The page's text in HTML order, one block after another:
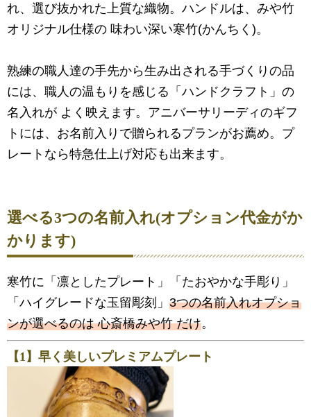
れ、選び抜かれた上質な織物。ハンドルは、みや竹
オリジナル仕様の 味わい深い寒竹(かんちく)。
熟練の職人達の手先から生み出される手づくりの品
には、職人の温もりを感じる「ハンドクラフト」の
名入れが よく映えます。アニバーサリーディのギフ
トには、お名前入りで贈られるプランがお薦め。プ
レートなら特急仕上げ対応も出来ます。
選べる3つの名前入れ(オプション代金がか
かります)
寒竹に「凛としたプレート」「たおやかな手彫り」
「ハイグレードな玉留彫刻」 3つの名前入れオプショ
ンが選べるのは 心斎橋みや竹 だけ。
【1】早く美しいプレミアムプレート